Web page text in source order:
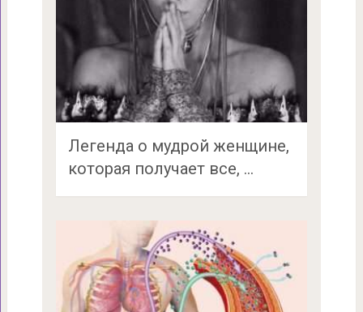
Легенда о мудрой женщине,
которая получает все, …